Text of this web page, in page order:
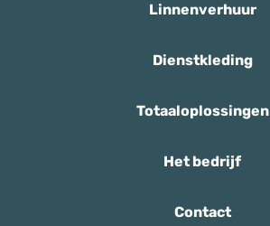
Linnenverhuur
Dienstkleding
Totaaloplossingen
Het bedrijf
Contact